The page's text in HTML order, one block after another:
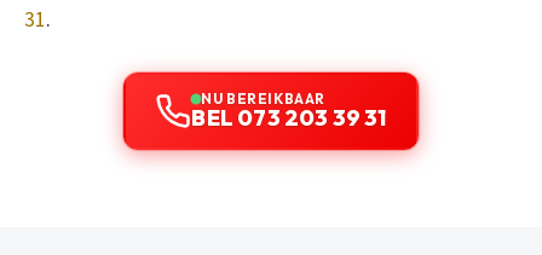
31.
NU BEREIKBAAR
BEL 073 203 39 31